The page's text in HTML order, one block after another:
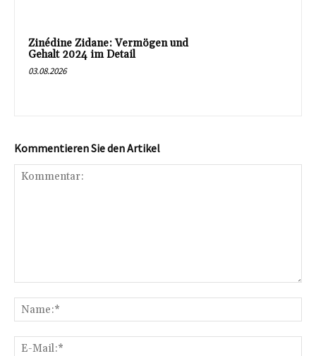
Zinédine Zidane: Vermögen und
Gehalt 2024 im Detail
03.08.2026
Kommentieren Sie den Artikel